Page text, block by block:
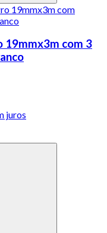
19mmx3m com 3
juros